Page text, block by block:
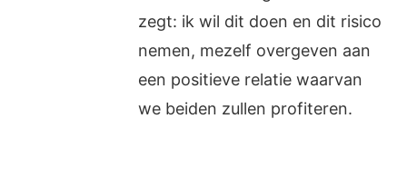
zegt: ik wil dit doen en dit risico
nemen, mezelf overgeven aan
een positieve relatie waarvan
we beiden zullen profiteren.